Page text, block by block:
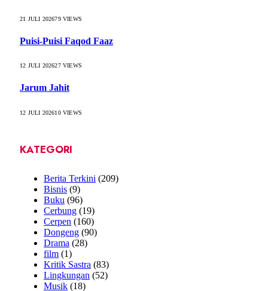
21 JULI 202679VIEWS
Puisi-Puisi Faqod Faaz
12 JULI 202627VIEWS
Jarum Jahit
12 JULI 202610VIEWS
KATEGORI
Berita Terkini (209)
Bisnis (9)
Buku (96)
Cerbung (19)
Cerpen (160)
Dongeng (90)
Drama (28)
film (1)
Kritik Sastra (83)
Lingkungan (52)
Musik (18)